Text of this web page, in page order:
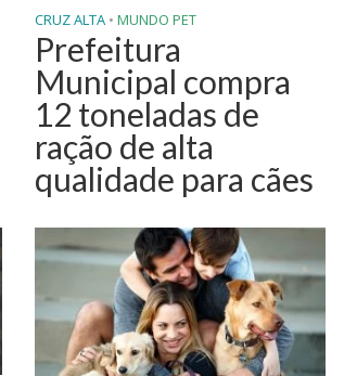
CRUZ ALTA • MUNDO PET
Prefeitura
Municipal compra
12 toneladas de
ração de alta
qualidade para cães